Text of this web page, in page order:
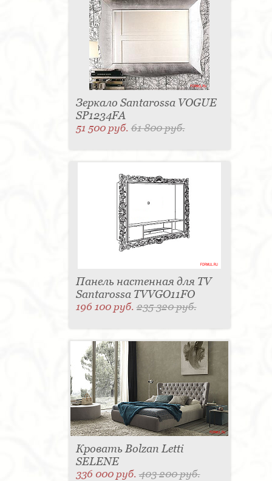
Мыльница - 1
Подставка под зонт - 1
Спальня - 1
Зеркало Santarossa VOGUE
SP1234FA
51 500 руб.61 800 руб.
Панель настенная для TV
Santarossa TVVGO11FO
196 100 руб.235 320 руб.
Кровать Bolzan Letti
SELENE
336 000 руб.403 200 руб.